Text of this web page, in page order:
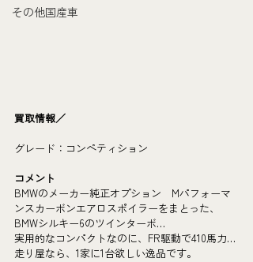
その他国産車
買取情報／
グレード：コンペティション
コメント
BMWのメーカー純正オプション　Mパフォーマ
ンスカーボンエアロスポイラーをまとった、
BMWシルキー6のツインターボ…
実用的なコンパクトなのに、FR駆動で410馬力…
走り屋なら、1家に1台欲しい逸品です。